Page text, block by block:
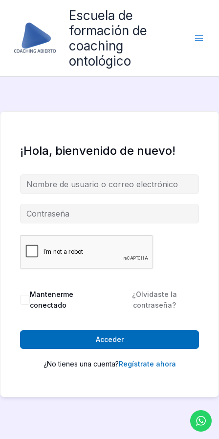
contenido
Escuela de
formación de
coaching
ontológico
¡Hola, bienvenido de nuevo!
Mantenerme
conectado
¿Olvidaste la
contraseña?
Acceder
¿No tienes una cuenta?Regístrate ahora